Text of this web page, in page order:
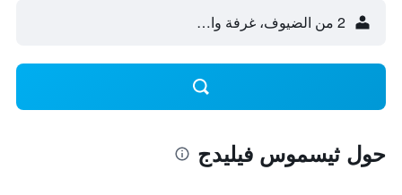
2 من الضيوف، غرفة واحدة
حول ثيسموس فيليدج